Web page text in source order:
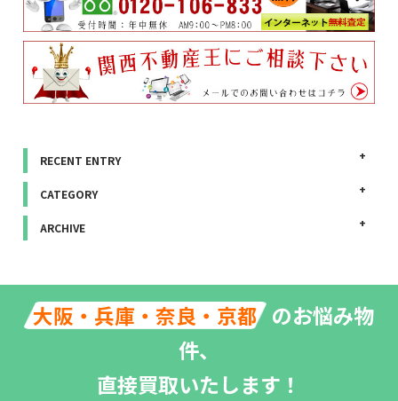
RECENT ENTRY
CATEGORY
ARCHIVE
大阪・兵庫・奈良・京都 のお悩み物
件、
直接買取いたします！